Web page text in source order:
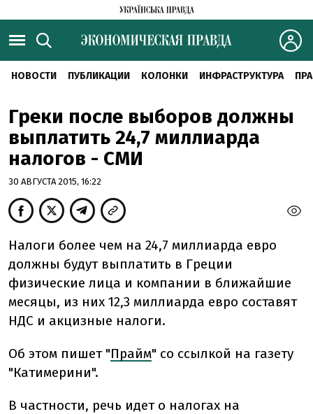
НОВОСТИ ПУБЛИКАЦИИ КОЛОНКИ ИНФРАСТРУКТУРА
Греки после выборов должны
выплатить 24,7 миллиарда
налогов - СМИ
30 АВГУСТА 2015, 16:22
Налоги более чем на 24,7 миллиарда евро
должны будут выплатить в Греции
физические лица и компании в ближайшие
месяцы, из них 12,3 миллиарда евро составят
НДС и акцизные налоги.
Об этом пишет "Прайм" со ссылкой на газету
"Катимерини".
В частности, речь идет о налогах на